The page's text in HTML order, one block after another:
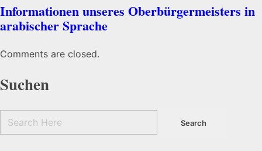
Informationen unseres Oberbürgermeisters in
arabischer Sprache
Comments are closed.
Suchen